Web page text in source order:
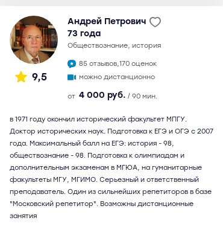
9,5
Андрей Петрович
73 года
обществознание, история
85 отзывов,170 оценок
можно дистанционно
от 4 000 руб. / 90 мин.
в 1971 году окончил исторический факультет МПГУ.
Доктор исторических наук. Подготовка к ЕГЭ и ОГЭ с 2007
года. Максимальный балл на ЕГЭ: история - 98,
обществознание - 98. Подготовка к олимпиадам и
дополнительным экзаменам в МГЮА, на гуманитарные
факультеты МГУ, МГИМО. Серьезный и ответственный
преподаватель. Один из сильнейших репетиторов в базе
"Московский репетитор". Возможны дистанционные
занятия